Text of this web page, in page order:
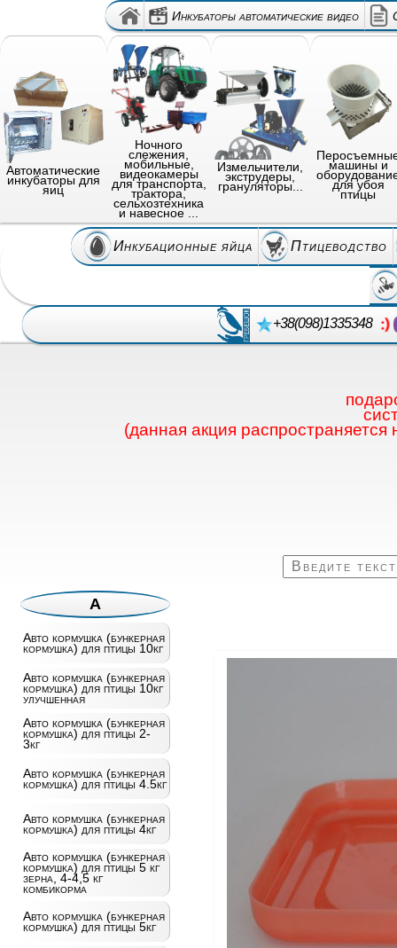
Инкубаторы автоматические видео
Автоматические
инкубаторы для
яиц
Ночного
слежения,
мобильные,
видеокамеры
для транспорта,
трактора,
сельхозтехника
и навесное ...
Измельчители,
экструдеры,
грануляторы...
машины и
для убоя
птицы
Инкубационные яйца Птицеводство
+38(098)1335348
(данная акция
А
Авто кормушка (бункерная
кормушка) для птицы 10кг
Авто кормушка (бункерная
кормушка) для птицы 10кг
улучшенная
Авто кормушка (бункерная
кормушка) для птицы 2-
3кг
Авто кормушка (бункерная
кормушка) для птицы 4.5кг
Авто кормушка (бункерная
кормушка) для птицы 4кг
Авто кормушка (бункерная
кормушка) для птицы 5 кг
зерна, 4-4,5 кг
комбикорма
Авто кормушка (бункерная
кормушка) для птицы 5кг